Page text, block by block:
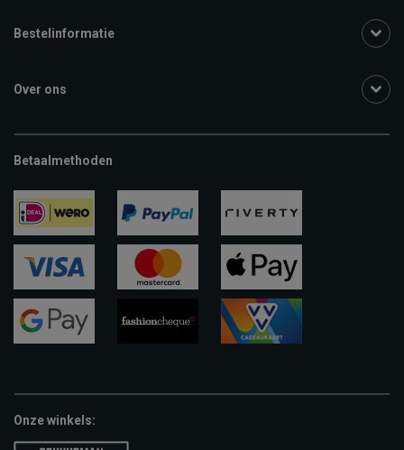
Bestelinformatie
Over ons
Betaalmethoden
ideal paypal riverty
visa
apple-
pay
Onze winkels: